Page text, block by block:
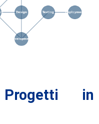
Progetti